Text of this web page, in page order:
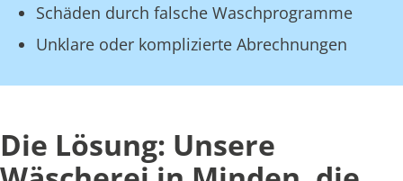
Schäden durch falsche Waschprogramme
Unklare oder komplizierte Abrechnungen
Die Lösung: Unsere